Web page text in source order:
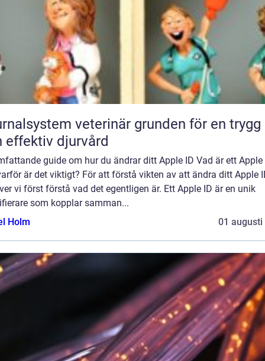
veterinär grunden för en trygg
effektiv djurvård
guide om hur du ändrar ditt Apple ID Vad är ett Apple
är det viktigt? För att förstå vikten av att ändra ditt Apple
vi först förstå vad det egentligen är. Ett Apple ID är en unik
som kopplar samman...
Holm
01 augusti